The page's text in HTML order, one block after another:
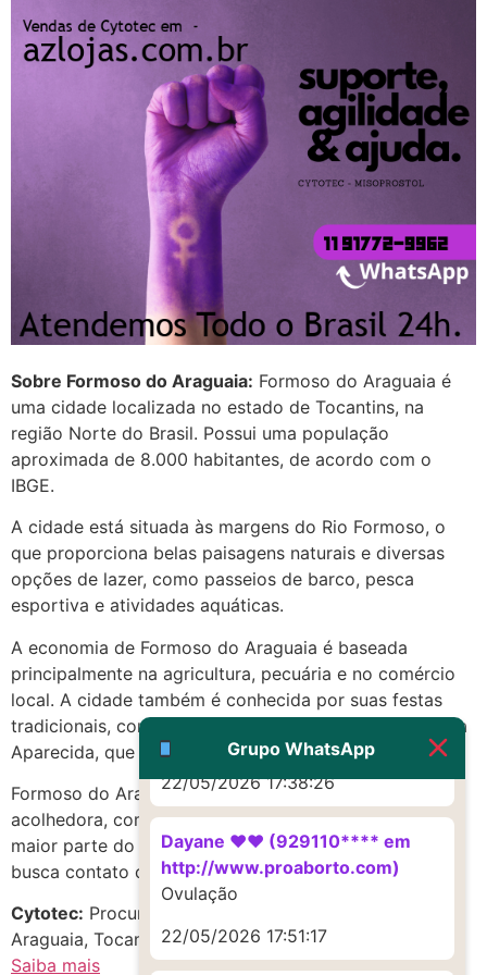
Sobre Formoso do Araguaia: Formoso do Araguaia é
uma cidade localizada no estado de Tocantins, na
região Norte do Brasil. Possui uma população
aproximada de 8.000 habitantes, de acordo com o
IBGE.
A cidade está situada às margens do Rio Formoso, o
que proporciona belas paisagens naturais e diversas
opções de lazer, como passeios de barco, pesca
esportiva e atividades aquáticas.
A economia de Formoso do Araguaia é baseada
principalmente na agricultura, pecuária e no comércio
local. A cidade também é conhecida por suas festas
tradicionais, como a Festa da Padroeira Nossa Senhora
Aparecida, que atrai visitantes de toda a região.
Formoso do Araguaia é uma cidade tranquila e
acolhedora, com um clima quente e úmido durante a
maior parte do ano. É um ótimo destino para quem
busca contato com a natureza e tranquilidade.
Cytotec: Procurando CITOTEQUE em Formoso do
Araguaia, Tocantins? Confira as melhores opções!
Saiba mais
Grupo WhatsApp
quem já tomou os remédio se
depois que para de menstruar
começa a sair um líquido
transparente, se é normal ?
22/05/2026 17:10:05
(879121**** em
http://www.proaborto.com)
Deve ser normal
22/05/2026 17:19:15
http://www.proaborto.com)
Eu acho, não sei
22/05/2026 17:19:16
http://www.proaborto.com)
Deve ser um corrimento normal
mesmo
G (1199866**** em
http://www.proaborto.com)
Muito obrigadaaaaa
22/05/2026 17:38:26
Dayane ♥️♥️ (929110**** em
http://www.proaborto.com)
Ovulação
22/05/2026 17:51:17